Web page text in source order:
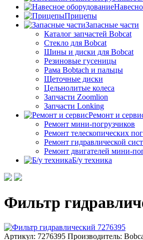
Прицепы
Запасные части
Каталог запчастей Bobcat
Стекло для Bobcat
Шины и диски для Bobcat
Резиновые гусеницы
Рама Bobtach и пальцы
Щеточные диски
Цельнолитые колеса
Запчасти Zoomlion
Запчасти Lonking
Ремонт и
Ремонт мини-погрузчиков
Ремонт телескопических
Ремонт гидравлической
Ремонт двигателей мини-
Б/у техника
Фильтр
Артикул: 7276395 Производитель: